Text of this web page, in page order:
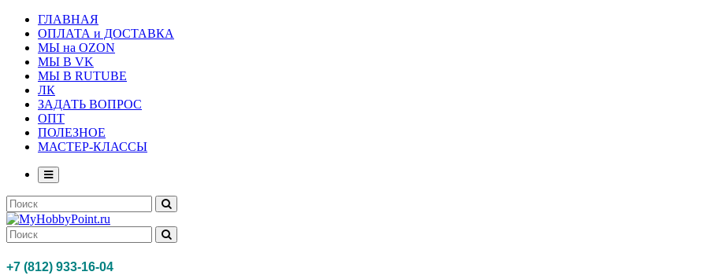
ГЛАВНАЯ
ОПЛАТА и ДОСТАВКА
МЫ на OZON
МЫ В VK
МЫ В RUTUBE
ЛК
ЗАДАТЬ ВОПРОС
ОПТ
ПОЛЕЗНОЕ
МАСТЕР-КЛАССЫ
+7 (812) 933-16-04